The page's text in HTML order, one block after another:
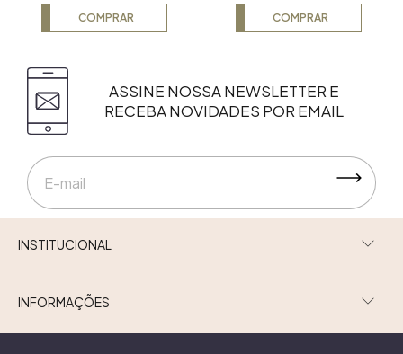
COMPRAR COMPRAR
ASSINE NOSSA NEWSLETTER E
RECEBA NOVIDADES POR EMAIL
INSTITUCIONAL
INFORMAÇÕES